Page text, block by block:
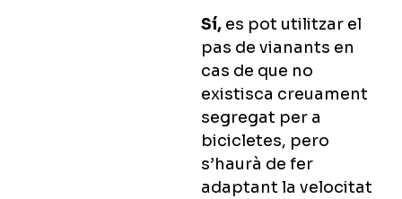
Sí, es pot utilitzar el
pas de vianants en
cas de que no
existisca creuament
segregat per a
bicicletes, pero
s’haurà de fer
adaptant la velocitat